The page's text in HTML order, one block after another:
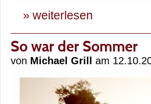
» weiterlesen
So war der Sommer
von Michael Grill am